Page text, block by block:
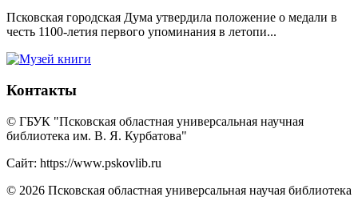
Псковская городская Дума утвердила положение о медали в
честь 1100-летия первого упоминания в летопи...
Контакты
© ГБУК "Псковская областная универсальная научная
библиотека им. В. Я. Курбатова"
Сайт: https://www.pskovlib.ru
© 2026 Псковская областная универсальная научая библиотека